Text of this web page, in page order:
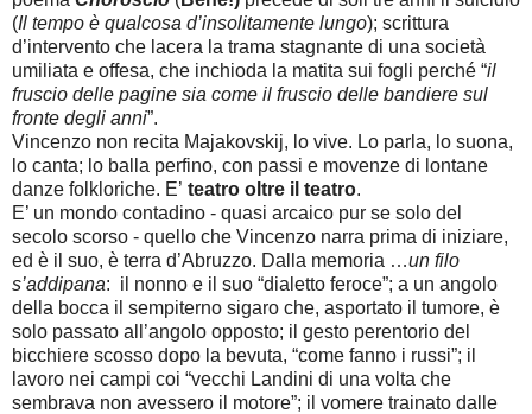
(Il tempo è qualcosa d’insolitamente lungo); scrittura
d’intervento che lacera la trama stagnante di una società
umiliata e offesa, che inchioda la matita sui fogli perché “il
fruscio delle pagine sia come il fruscio delle bandiere sul
fronte degli anni”.
Vincenzo non recita Majakovskij, lo vive. Lo parla, lo suona,
lo canta; lo balla perfino, con passi e movenze di lontane
danze folkloriche. E’ teatro oltre il teatro.
E’ un mondo contadino - quasi arcaico pur se solo del
secolo scorso - quello che Vincenzo narra prima di iniziare,
ed è il suo, è terra d’Abruzzo. Dalla memoria …un filo
s’addipana: il nonno e il suo “dialetto feroce”; a un angolo
della bocca il sempiterno sigaro che, asportato il tumore, è
solo passato all’angolo opposto; il gesto perentorio del
bicchiere scosso dopo la bevuta, “come fanno i russi”; il
lavoro nei campi coi “vecchi Landini di una volta che
sembrava non avessero il motore”; il vomere trainato dalle